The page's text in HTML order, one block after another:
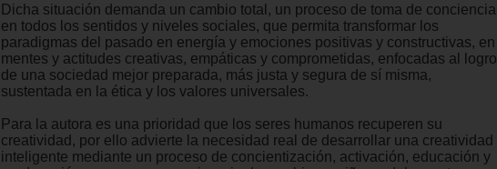
Dicha situación demanda un cambio total, un proceso de toma de conciencia
en todos los sentidos y niveles sociales, que permita transformar los
paradigmas del pasado en energía y emociones positivas y constructivas, en
mentes y actitudes creativas, empáticas y comprometidas, enfocadas al logro
de una sociedad mejor preparada, más justa y segura de sí misma,
sustentada en la ética y los valores universales.
Para la autora es una prioridad que los seres humanos recuperen su
creatividad, por ello advierte la necesidad real de desarrollar una creatividad
inteligente mediante un proceso de concientización, activación, educación y